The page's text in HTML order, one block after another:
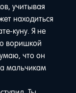
учитывая
находиться
куну. Я не
воришкой
что он
мальчикам